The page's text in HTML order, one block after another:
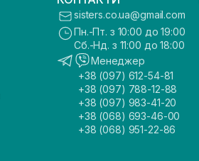
sisters.co.ua@gmail.com
Пн.-Пт. з 10:00 до 19:00
Сб.-Нд. з 11:00 до 18:00
Менеджер
+38 (097) 612-54-81
+38 (097) 788-12-88
+38 (097) 983-41-20
+38 (068) 693-46-00
+38 (068) 951-22-86